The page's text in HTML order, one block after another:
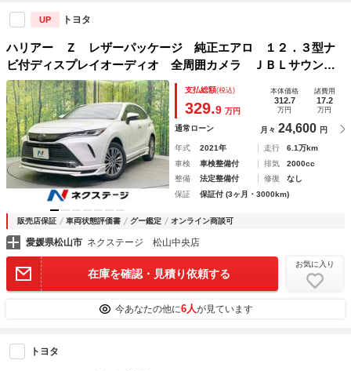
UP トヨタ
ハリアー Ｚ レザーパッケージ 純正エアロ １２．３型ナ
ビ付ディスプレイオーディオ 全周囲カメラ ＪＢＬサウン
ド セーフティセンス レーダークルーズ 禁煙車 電動リア
ゲート レザーシート シートベンチレーション パワーシー
ト
支払総額(税込)
329.9 万円
本体価格
312.7
万円
諸費用
17.2
万円
通常ローン 月々 24,600 円
年式 2021年 走行
6.1万km
車検
車検整備付 排気
2000cc
整備
法定整備付 修復
なし
保証
保証付 (3ヶ月・3000km)
販売店保証 車両状態評価書 グー鑑定 オンライン商談可
愛媛県松山市 ネクステージ 松山中央店
在庫を確認・見積り依頼する
お気に入り
今あなたの他に6人が見ています
トヨタ